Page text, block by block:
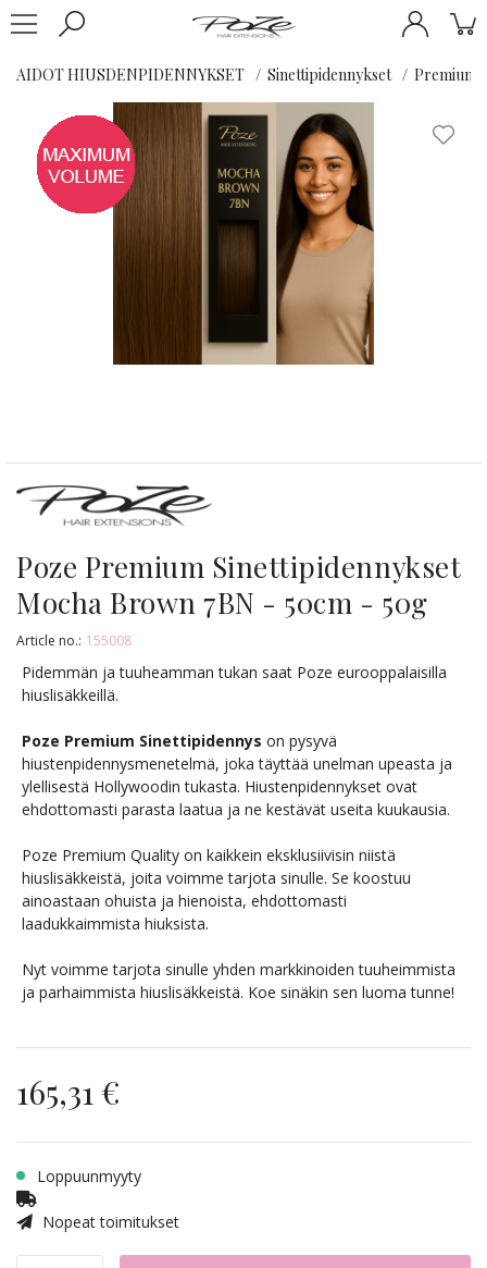
AIDOT HIUSDENPIDENNYKSET Sinettipidennykset Premium
Poze Premium Sinettipidennykset
Mocha Brown 7BN - 50cm - 50g
Article no.: 155008
Pidemmän ja tuuheamman tukan saat Poze eurooppalaisilla
hiuslisäkkeillä.
Poze Premium Sinettipidennys on pysyvä
hiustenpidennysmenetelmä, joka täyttää unelman upeasta ja
ylellisestä Hollywoodin tukasta. Hiustenpidennykset ovat
ehdottomasti parasta laatua ja ne kestävät useita kuukausia.
Poze Premium Quality on kaikkein eksklusiivisin niistä
hiuslisäkkeistä, joita voimme tarjota sinulle. Se koostuu
ainoastaan ohuista ja hienoista, ehdottomasti
laadukkaimmista hiuksista.
Nyt voimme tarjota sinulle yhden markkinoiden tuuheimmista
ja parhaimmista hiuslisäkkeistä. Koe sinäkin sen luoma tunne!
165,31 €
Loppuunmyyty
Nopeat toimitukset